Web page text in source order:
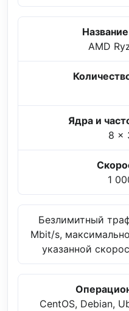
AMD
Ядра и
8 x
1
Безлимитный
Mbit/s,
указанной
CentOS, Debian,